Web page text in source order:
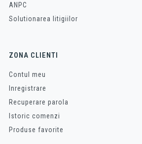
ANPC
Solutionarea litigiilor
ZONA CLIENTI
Contul meu
Inregistrare
Recuperare parola
Istoric comenzi
Produse favorite